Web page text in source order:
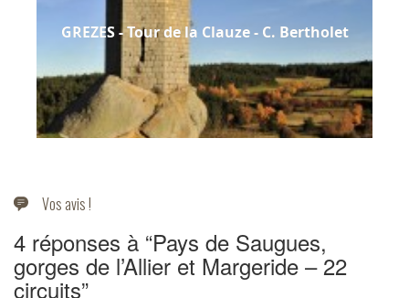
GREZES - Tour de la Clauze - C. Bertholet
Vos avis !
4 réponses à “Pays de Saugues,
gorges de l’Allier et Margeride – 22
circuits”